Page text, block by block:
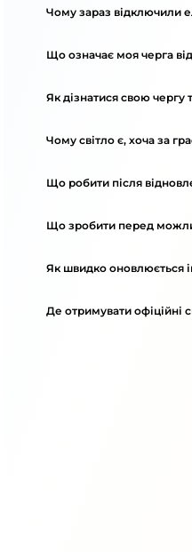
Чому зараз відключили
Що означає моя черга
Як дізнатися свою чергу
Чому світло є, хоча за
Що робити після
Що зробити перед
Як швидко оновлюється
Де отримувати офіційні